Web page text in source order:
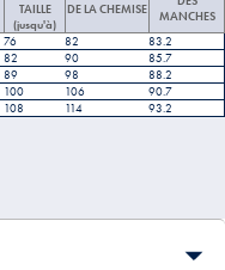
TAILLE
(jusqu'à)
DE LA CHEMISE
MANCHES
76 82
83.2
82 90
85.7
89 98
88.2
100 106
90.7
108 114 93.2